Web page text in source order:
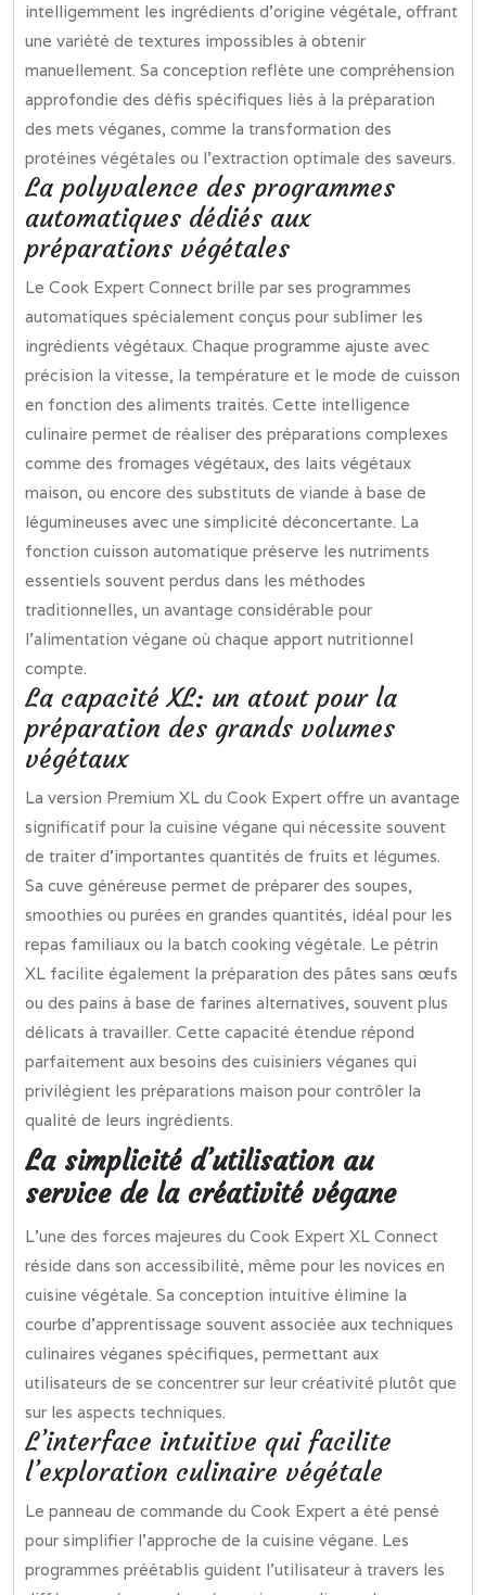
intelligemment les ingrédients d’origine végétale, offrant
une variété de textures impossibles à obtenir
manuellement. Sa conception reflète une compréhension
approfondie des défis spécifiques liés à la préparation
des mets véganes, comme la transformation des
protéines végétales ou l’extraction optimale des saveurs.
La polyvalence des programmes
automatiques dédiés aux
préparations végétales
Le Cook Expert Connect brille par ses programmes
automatiques spécialement conçus pour sublimer les
ingrédients végétaux. Chaque programme ajuste avec
précision la vitesse, la température et le mode de cuisson
en fonction des aliments traités. Cette intelligence
culinaire permet de réaliser des préparations complexes
comme des fromages végétaux, des laits végétaux
maison, ou encore des substituts de viande à base de
légumineuses avec une simplicité déconcertante. La
fonction cuisson automatique préserve les nutriments
essentiels souvent perdus dans les méthodes
traditionnelles, un avantage considérable pour
l’alimentation végane où chaque apport nutritionnel
compte.
La capacité XL: un atout pour la
préparation des grands volumes
végétaux
La version Premium XL du Cook Expert offre un avantage
significatif pour la cuisine végane qui nécessite souvent
de traiter d’importantes quantités de fruits et légumes.
Sa cuve généreuse permet de préparer des soupes,
smoothies ou purées en grandes quantités, idéal pour les
repas familiaux ou la batch cooking végétale. Le pétrin
XL facilite également la préparation des pâtes sans œufs
ou des pains à base de farines alternatives, souvent plus
délicats à travailler. Cette capacité étendue répond
parfaitement aux besoins des cuisiniers véganes qui
privilégient les préparations maison pour contrôler la
qualité de leurs ingrédients.
La simplicité d’utilisation au
service de la créativité végane
L’une des forces majeures du Cook Expert XL Connect
réside dans son accessibilité, même pour les novices en
cuisine végétale. Sa conception intuitive élimine la
courbe d’apprentissage souvent associée aux techniques
culinaires véganes spécifiques, permettant aux
utilisateurs de se concentrer sur leur créativité plutôt que
sur les aspects techniques.
L’interface intuitive qui facilite
l’exploration culinaire végétale
Le panneau de commande du Cook Expert a été pensé
pour simplifier l’approche de la cuisine végane. Les
programmes préétablis guident l’utilisateur à travers les